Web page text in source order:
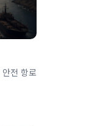
전 항로